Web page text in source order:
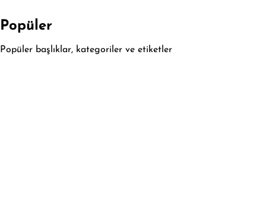
Popüler
Popüler başlıklar, kategoriler ve etiketler